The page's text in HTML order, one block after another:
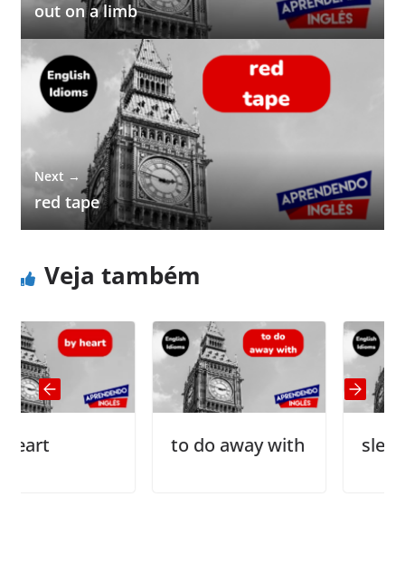
out on a limb
Next →
red tape
Veja também
to do away with sleep on it